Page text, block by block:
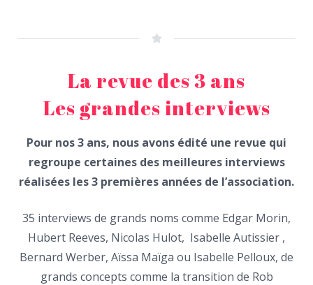
La revue des 3 ans
Les grandes interviews
Pour nos 3 ans, nous avons édité une revue qui
regroupe certaines des meilleures interviews
réalisées les 3 premières années de l’association.
35 interviews de grands noms comme Edgar Morin,
Hubert Reeves, Nicolas Hulot, Isabelle Autissier ,
Bernard Werber, Aïssa Maïga ou Isabelle Pelloux, de
grands concepts comme la transition de Rob